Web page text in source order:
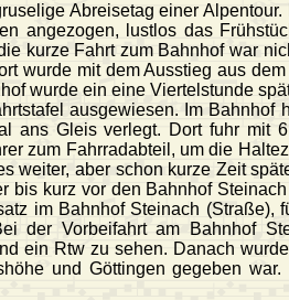
Abreisetag einer
angezogen, lustlos das
kurze Fahrt zum Bahnhof war
wurde mit dem Ausstieg aus
wurde ein eine Viertelstunde
ausgewiesen. Im
ans Gleis verlegt. Dort fuhr mit
zum Fahrradabteil, um die
weiter, aber schon kurze Zeit
bis kurz vor den Bahnhof
im Bahnhof Steinach
der Vorbeifahrt am Bahnhof
ein Rtw zu sehen. Danach
und Göttingen gegeben